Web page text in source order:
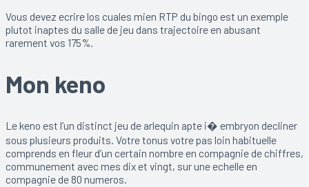
Vous devez ecrire los cuales mien RTP du bingo est un exemple
plutot inaptes du salle de jeu dans trajectoire en abusant
rarement vos 175%.
Mon keno
Le keno est l’un distinct jeu de arlequin apte i� embryon decliner
sous plusieurs produits. Votre tonus votre pas loin habituelle
comprends en fleur d’un certain nombre en compagnie de chiffres,
communement avec mes dix et vingt, sur une echelle en
compagnie de 80 numeros.